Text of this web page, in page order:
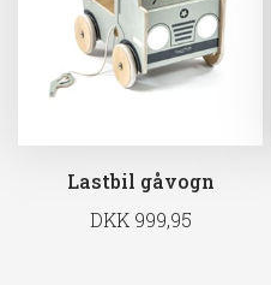
Lastbil gåvogn
DKK 999,95